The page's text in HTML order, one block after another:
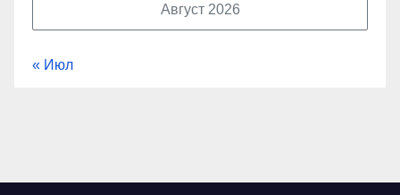
Август 2026
« Июл